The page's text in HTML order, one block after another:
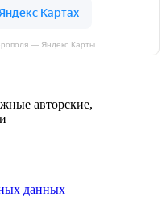
— Яндекс.Карты
авторские,
данных